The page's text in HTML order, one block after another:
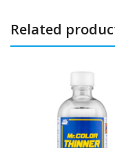
Related